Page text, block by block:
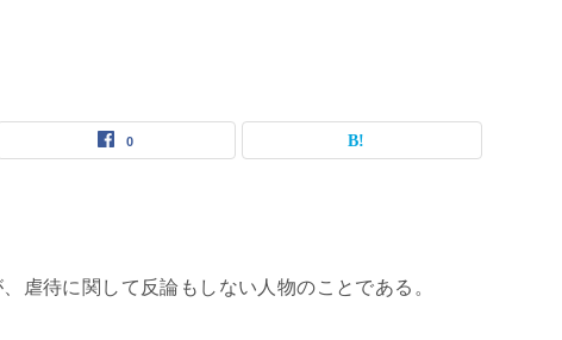
0
虐待に関して反論もしない人物のことである。